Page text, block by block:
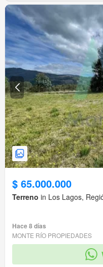
$ 65.000.000
Terreno in Los Lagos,
Hace 8 días
MONTE RÍO PROPIEDADES